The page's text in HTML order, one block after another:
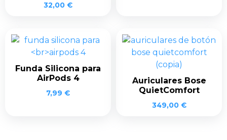
32,00 €
Funda Silicona para
AirPods 4
7,99 €
Auriculares Bose
QuietComfort
349,00 €